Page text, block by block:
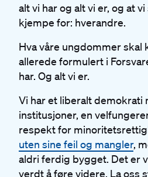
alt vi har og alt vi er, og at
kjempe for: hverandre.
Hva våre ungdommer skal
allerede formulert i
har. Og alt vi er.
Vi har et liberalt demokrati
institusjoner, en
respekt for
uten sine feil og mangler,
aldri ferdig bygget. Det er
verdt å føre videre. La oss